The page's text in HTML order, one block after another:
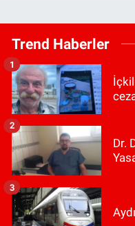
Trend Haberler
1
Dr.
2
3